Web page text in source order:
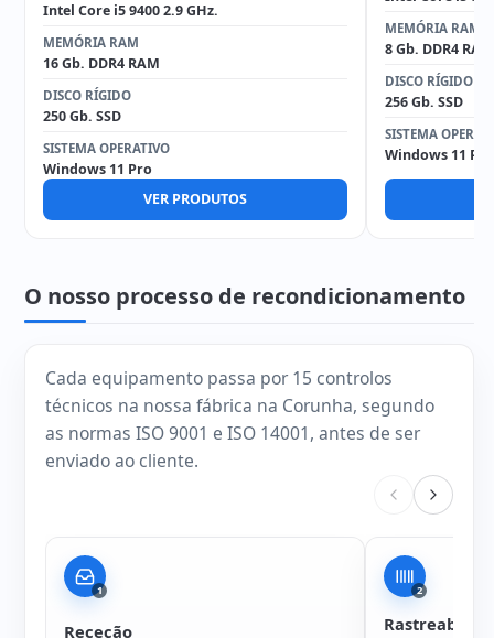
Intel Core i5 9400 2.9 GHz.
MEMÓRIA RAM
16 Gb. DDR4 RAM
DISCO RÍGIDO
250 Gb. SSD
SISTEMA OPERATIVO
Windows 11 Pro
VER PRODUTOS
MEMÓRIA RAM
8 Gb. DDR4 RAM
DISCO RÍGIDO
256 Gb. SSD
SISTEMA
Windows 11 Pro
O nosso processo de recondicionamento
Cada equipamento passa por 15 controlos
técnicos na nossa fábrica na Corunha, segundo
as normas ISO 9001 e ISO 14001, antes de ser
enviado ao cliente.
1
Receção
2